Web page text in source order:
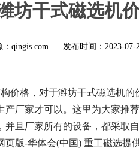
坊干式磁选机
：qingis.com 发布时间： 2023-07-
价格，对于潍坊干式磁选机
厂家才可以。这里为大家推
且厂家所有的设备，都采取
版-华体会(中国) 重工磁选